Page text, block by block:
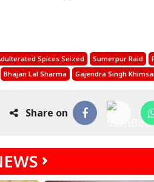
Spices Seized Sumerpur Raid
Bhajan Lal Sharma Gajendra Singh
Share on